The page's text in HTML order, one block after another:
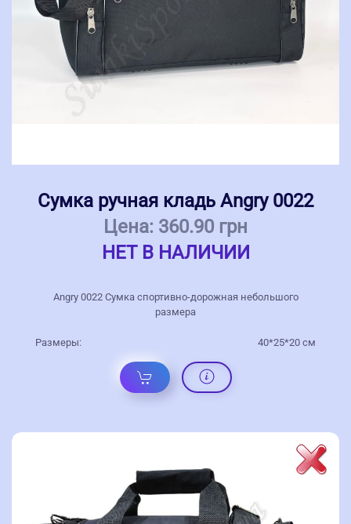
Сумка ручная кладь Angry 0022
Цена: 360.90 грн
НЕТ В НАЛИЧИИ
Angry 0022 Сумка спортивно-дорожная небольшого
размера
Размеры: 40*25*20 см